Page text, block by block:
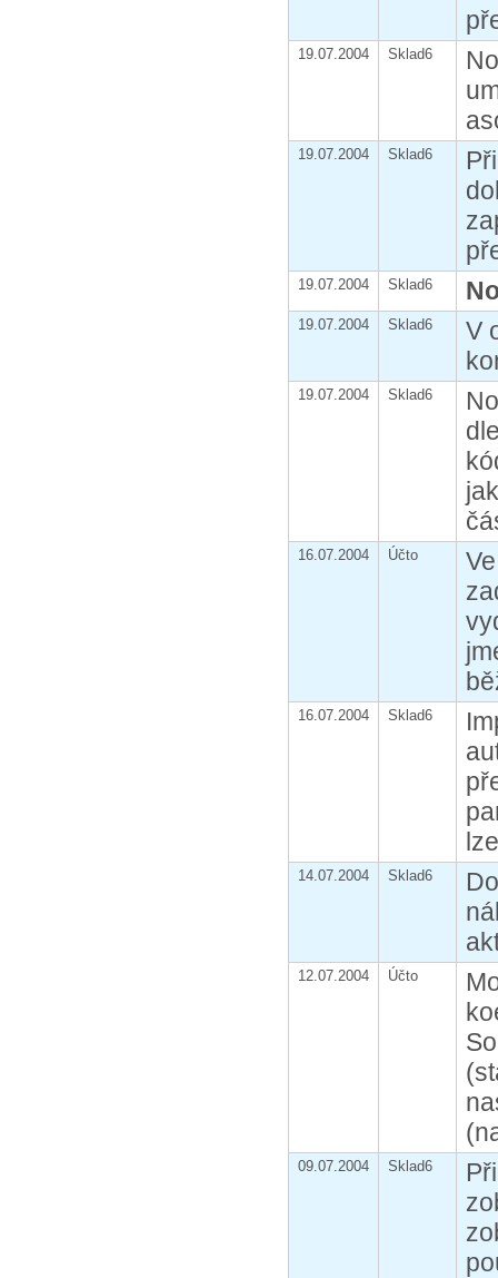
19.07.2004 Sklad6
19.07.2004 Sklad6
19.07.2004 Sklad6
19.07.2004 Sklad6
V
19.07.2004 Sklad6
16.07.2004 Účto
16.07.2004 Sklad6
14.07.2004 Sklad6
12.07.2004 Účto
09.07.2004 Sklad6